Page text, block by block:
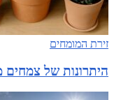
זירת המומחים
היתרונות של צמחים